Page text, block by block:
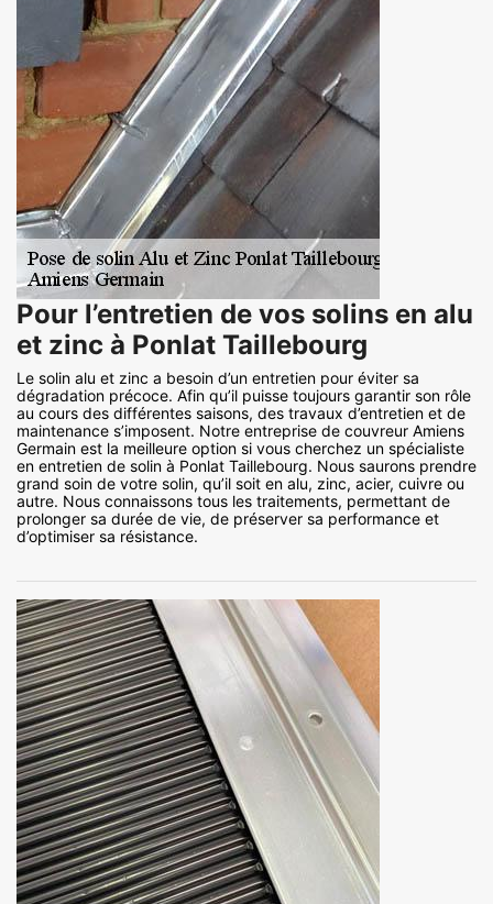
Pour l’entretien de vos solins en alu
et zinc à Ponlat Taillebourg
Le solin alu et zinc a besoin d’un entretien pour éviter sa
dégradation précoce. Afin qu’il puisse toujours garantir son rôle
au cours des différentes saisons, des travaux d’entretien et de
maintenance s’imposent. Notre entreprise de couvreur Amiens
Germain est la meilleure option si vous cherchez un spécialiste
en entretien de solin à Ponlat Taillebourg. Nous saurons prendre
grand soin de votre solin, qu’il soit en alu, zinc, acier, cuivre ou
autre. Nous connaissons tous les traitements, permettant de
prolonger sa durée de vie, de préserver sa performance et
d’optimiser sa résistance.